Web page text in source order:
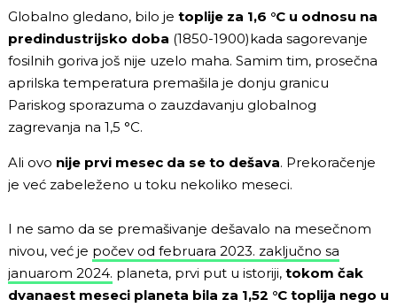
Globalno gledano, bilo je toplije za 1,6 °C u odnosu na
predindustrijsko doba (1850-1900)kada sagorevanje
fosilnih goriva još nije uzelo maha. Samim tim, prosečna
aprilska temperatura premašila je donju granicu
Pariskog sporazuma o zauzdavanju globalnog
zagrevanja na 1,5 °C.
Ali ovo nije prvi mesec da se to dešava. Prekoračenje
je već zabeleženo u toku nekoliko meseci.
I ne samo da se premašivanje dešavalo na mesečnom
nivou, već je počev od februara 2023. zaključno sa
januarom 2024. planeta, prvi put u istoriji, tokom čak
dvanaest meseci planeta bila za 1,52 °C toplija nego u